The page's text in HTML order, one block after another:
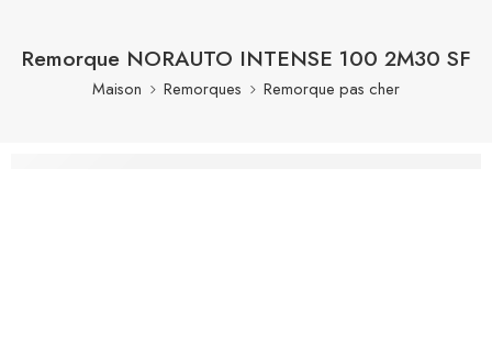
Remorque NORAUTO INTENSE 100 2M30 SF
Maison Remorques Remorque pas cher